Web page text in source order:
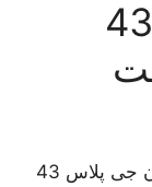
تلویزیون جی پلاس 43
علاوه بر ویژگی های که ذکر شد، تلویزیون جی پلاس 43